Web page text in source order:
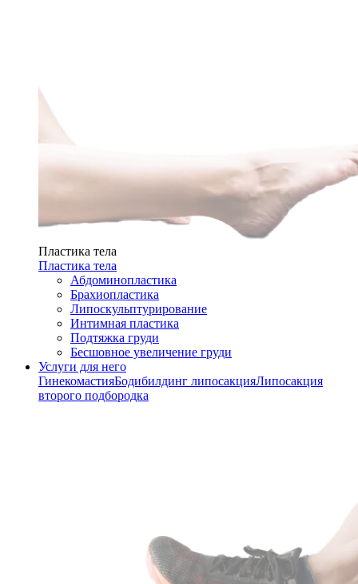
Пластика тела
Пластика тела
Абдоминопластика
Брахиопластика
Липоскульптурирование
Интимная пластика
Подтяжка груди
Бесшовное увеличение груди
Услуги для него
ГинекомастияБодибилдинг липосакцияЛипосакция
второго подбородка